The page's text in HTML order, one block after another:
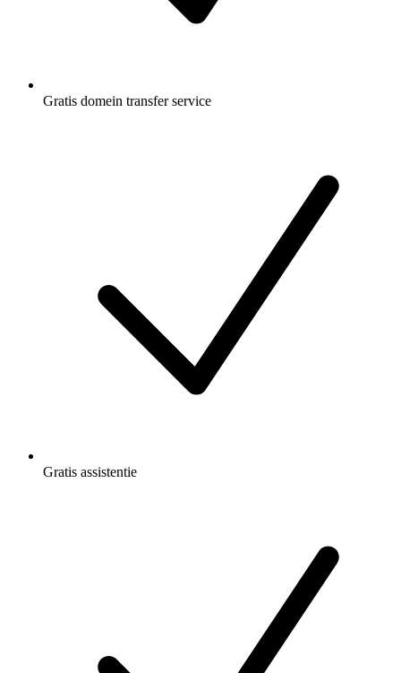
Gratis domein transfer service
Gratis assistentie